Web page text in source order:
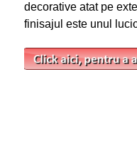
decorative atat pe
finisajul este unul